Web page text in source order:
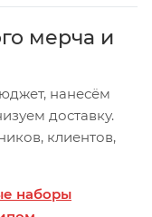
мерча и
нанесём
доставку.
клиентов,
наборы